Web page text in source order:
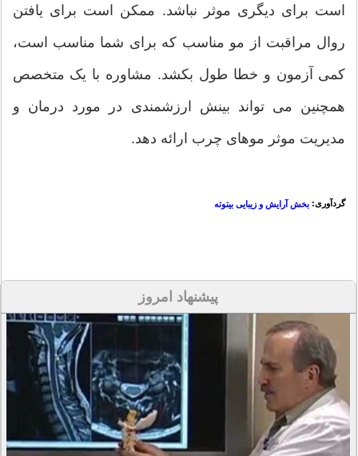
است برای دیگری موثر نباشد. ممکن است برای یافتن
روال مراقبت از مو مناسب که برای شما مناسب است،
کمی آزمون و خطا طول بکشد. مشاوره با یک متخصص
همچنین می تواند بینش ارزشمندی در مورد درمان و
مدیریت موثر موهای چرب ارائه دهد.
گردآوری: بخش آرایش و زیبایی بیتوته
پیشنهاد امروز